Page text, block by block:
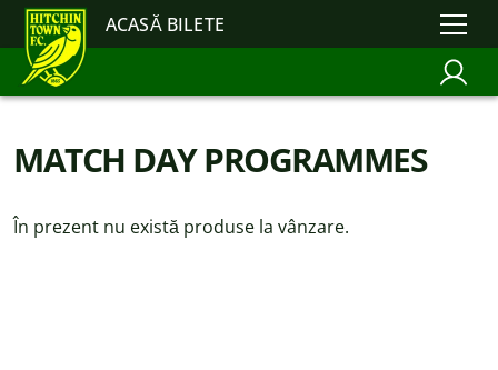
ACASĂ BILETE
MATCH DAY PROGRAMMES
În prezent nu există produse la vânzare.